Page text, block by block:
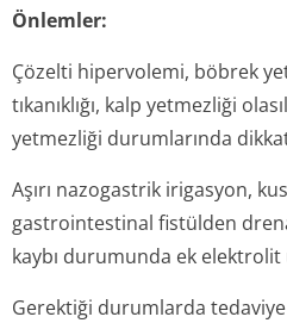
Önlemler:
Çözelti hipervolemi, böbrek
tıkanıklığı, kalp yetmezliği
yetmezliği durumlarında
Aşırı nazogastrik irigasyon,
gastrointestinal fistülden
kaybı durumunda ek
Gerektiği durumlarda